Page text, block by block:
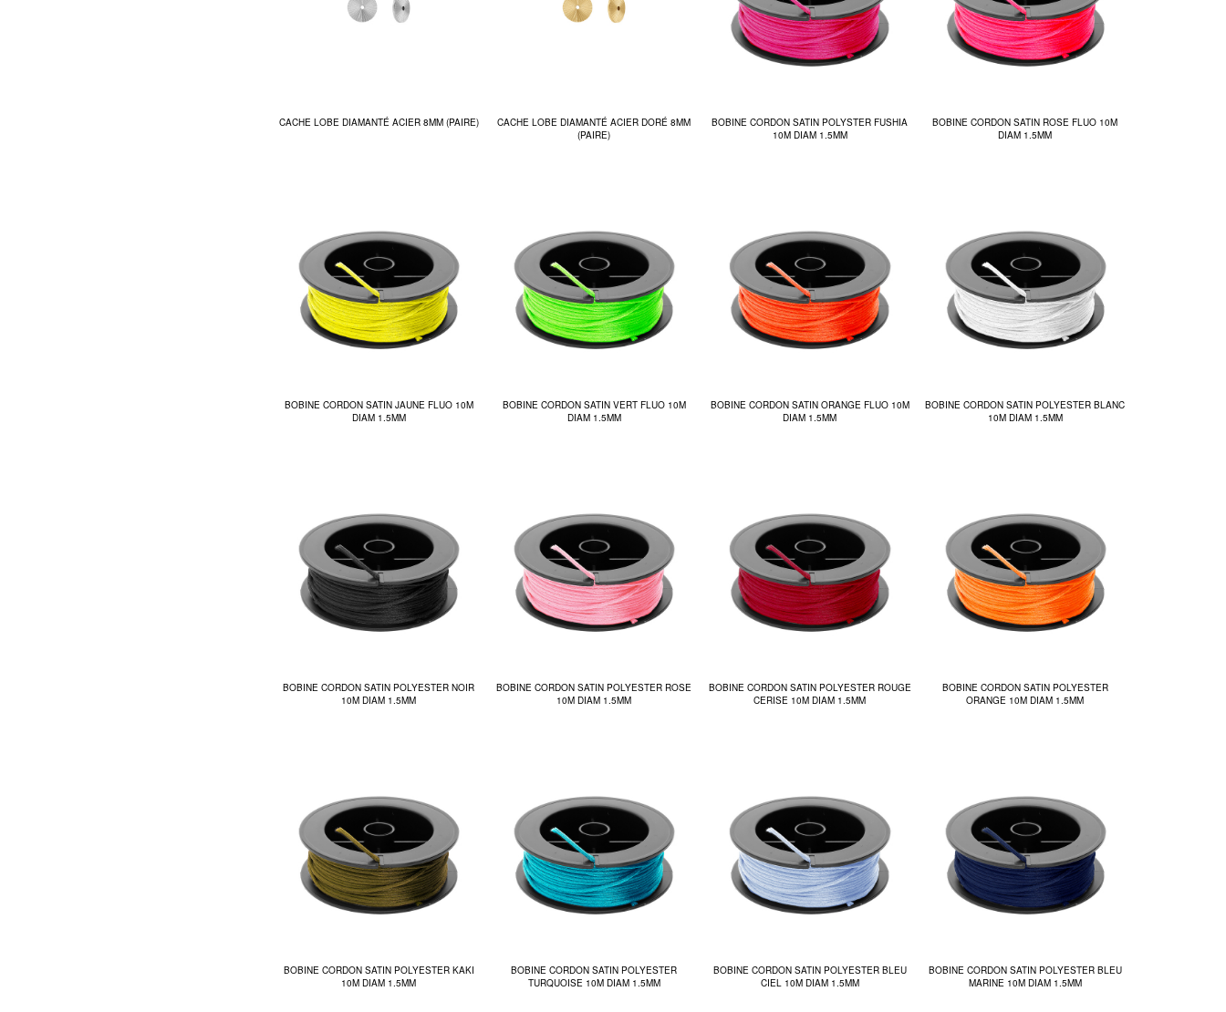
CACHE LOBE DIAMANTÉ ACIER 8MM (PAIRE)
CACHE LOBE DIAMANTÉ ACIER DORÉ 8MM
(PAIRE)
BOBINE CORDON SATIN POLYSTER FUSHIA
10M DIAM 1.5MM
BOBINE CORDON SATIN ROSE FLUO 10M
DIAM 1.5MM
BOBINE CORDON SATIN JAUNE FLUO 10M
DIAM 1.5MM
BOBINE CORDON SATIN VERT FLUO 10M
DIAM 1.5MM
BOBINE CORDON SATIN ORANGE FLUO 10M
DIAM 1.5MM
BOBINE CORDON SATIN POLYESTER BLANC
10M DIAM 1.5MM
BOBINE CORDON SATIN POLYESTER NOIR
10M DIAM 1.5MM
BOBINE CORDON SATIN POLYESTER ROSE
10M DIAM 1.5MM
BOBINE CORDON SATIN POLYESTER ROUGE
CERISE 10M DIAM 1.5MM
BOBINE CORDON SATIN POLYESTER
ORANGE 10M DIAM 1.5MM
BOBINE CORDON SATIN POLYESTER KAKI
10M DIAM 1.5MM
BOBINE CORDON SATIN POLYESTER
TURQUOISE 10M DIAM 1.5MM
BOBINE CORDON SATIN POLYESTER BLEU
CIEL 10M DIAM 1.5MM
BOBINE CORDON SATIN POLYESTER BLEU
MARINE 10M DIAM 1.5MM